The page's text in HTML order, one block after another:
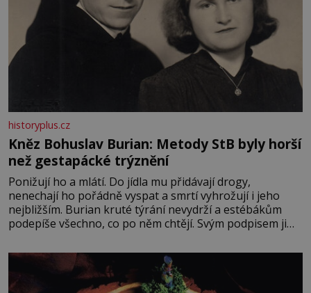
historyplus.cz
Kněz Bohuslav Burian: Metody StB byly horší
než gestapácké trýznění
Ponižují ho a mlátí. Do jídla mu přidávají drogy,
nenechají ho pořádně vyspat a smrtí vyhrožují i jeho
nejbližším. Burian kruté týrání nevydrží a estébákům
podepíše všechno, co po něm chtějí. Svým podpisem jim
fyzický ani psychický nátlak. Syn brněnského řezníka
chce být knězem a